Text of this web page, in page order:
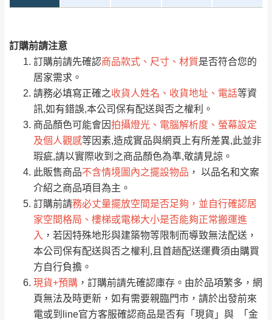
訂購前請注意
訂購前請先確認商品款式、尺寸、材質是否符合您的
居家需求。
請務必填寫正確之收貨人姓名、收貨地址、電話等資
訊,如有錯誤,本公司保有配送與否之權利。
商品顏色可能會因拍攝燈光、電腦解析度、螢幕設定
及個人觀感等因素,造成實品與網頁上有所差異,此並非
瑕疵,請以實際收到之商品顏色為準,敬請見諒。
此販售商品不含情境圖內之擺設物品 ， 以品名和文案
介紹之商品項目為主。
訂購前請務必丈量擺放空間是否足夠，並自行確認居
家空間格局、樓梯或電梯大小是否能夠正常搬運進
入 ，若因特殊地形與建築物等限制而導致無法配送，
本公司保有配送與否之權利,且首趟配送運費須由購買
方自行負擔。
現貨+預購 ，訂購前請先確認庫存。由於品項繁多，網
頁無法及時更新，如有需要親臨門市，請於出發前來
電或到line官方客服確認商品是否有「現貨」與 「金
運 費 說 明
運送地區 運送費用
偏遠地區
（請先線上詢問 LINE
→@dershin ）
桃園
免 運
費
復興鄉
新竹
峨眉鄉、五峰鄉、
橫山、北埔鄉、尖
石鄉、寶山鄉山
區、新埔山區、芎
里
台北 無
注意事項：
由於品項繁多，網頁無法及時更新，如有需
要購買商品，請於出發前來電或到「官方
Line客服」來信確認商品是否有「現貨」與
「金額」。
若商品價格或庫存有異常，商家有權取消訂
單。部分網路商品恕無法更改原設計或客製，敬請
見諒！
接單後二日內(不含例假日)，我們客服會與您
電話聯絡或E-Mail通知確認訂單。
（線上客
服 LINE → @dershin）
下單前先詢問是否現貨 ，若未詢問下單後無
現貨我們客服會再來電或E-Mail與您聯絡
（洽詢方式請搜尋 Line ID → @dershin）
運送範圍：限定北至基隆，南至苗栗，偏遠
地區恕無法提供運送 (詳見運送規章)。
0/5 (0)筆
全部 依評論高至低排列
依評論低至高排列 只顯示附上圖片
只顯示附上評論